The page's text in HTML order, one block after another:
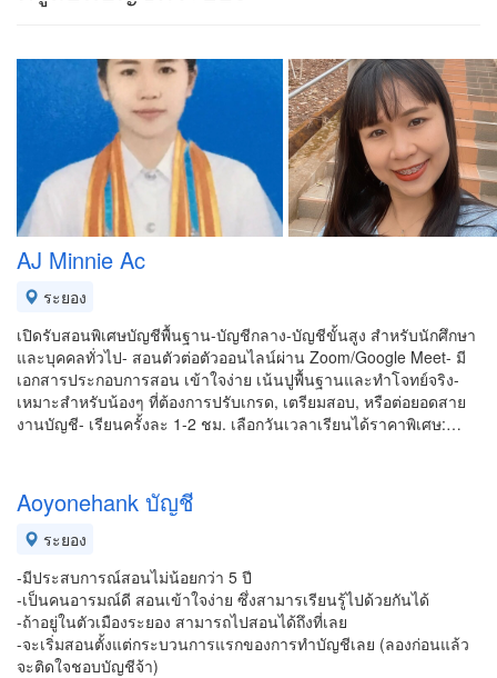
AJ Minnie Ac
ระยอง
เปิดรับสอนพิเศษบัญชีพื้นฐาน-บัญชีกลาง-บัญชีขั้นสูง สำหรับนักศึกษา
และบุคคลทั่วไป- สอนตัวต่อตัวออนไลน์ผ่าน Zoom/Google Meet- มี
เอกสารประกอบการสอน เข้าใจง่าย เน้นปูพื้นฐานและทำโจทย์จริง-
เหมาะสำหรับน้องๆ ที่ต้องการปรับเกรด, เตรียมสอบ, หรือต่อยอดสาย
งานบัญชี- เรียนครั้งละ 1-2 ชม. เลือกวันเวลาเรียนได้ราคาพิเศษ:…
Aoyonehank บัญชี
ระยอง
-มีประสบการณ์สอนไม่น้อยกว่า 5 ปี
-เป็นคนอารมณ์ดี สอนเข้าใจง่าย ซึ่งสามารเรียนรู้ไปด้วยกันได้
-ถ้าอยู่ในตัวเมืองระยอง สามารถไปสอนได้ถึงที่เลย
-จะเริ่มสอนตั้งแต่กระบวนการแรกของการทำบัญชีเลย (ลองก่อนแล้ว
จะติดใจชอบบัญชีจ้า)